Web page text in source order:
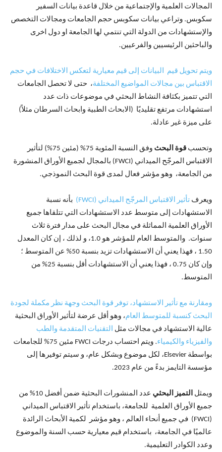
المجالات العلمية والإجتماعية من خلال قاعدة بيانات السفير
سكوبس. وتراعي بيانات سكوبس حجم الجامعات ومجالات التخصص
والإستشهادات من الدولة التي تنتمي لها الجامعة او دول اخرى
والباحثين الرئيسيين والفرعيين.
ويتم تحويل قيم البيانات إلى قيم معيارية لتعكس الاختلافات في حجم
الاقتباس بين مجالات المواضيع المختلفة، حتى لا تحصل الجامعات
التي تتميز بكثافة النشاط البحثي في ​​موضوعات ذات عدد
استشهادات مرتفع تقليديًا (الابحاث الطبية وابحاث السرطان مثلاً)
على ميزة غير عادلة.
وتحسب قوة البحث
وفق النسبة المئوية 75% (مئين 75%) لتأثير
الاقتباس المرجّح الميداني (FWCI) بالمجال لجميع الأوراق المنشورة
من الجامعة، وهو مؤشر فعال لمدى قوة البحث النموذجي.
ويعرف تأثير الاقتباس المرجّح الميداني (FWCI)
بأنه نسبة
الاستشهادات إلى متوسط ​​عدد الاستشهادات التي تتلقاها جميع
الأوراق العلمية المماثلة في مجال البحث على مدار فترة ثلاث
سنوات. والمتوسط ​​العام للمؤشر هو 1.0، و لذلك ، إن كان المعدل
1.50 ، فهذا يعني أن الاستشهادات تزيد بنسبة 50% عن المتوسط ؛
وإن كان 0.75 ، فهذا يعني أن الاستشهادات أقل بنسبة 25% من
المتوسط.
ومقارنة مع تأثير الاستشهاد، توفر قوة البحث وجهة نظر مكملة لجودة
البحث كنسبة للمتوسط العام، وهو أقل عرضة لتأثير الأوراق البحثية
عالية الاستشهاد في مجالات مثل التقنيات المتقدمة والطب
والفيزياء والكيمياء
. ويتم احتساب درجات FWCI مئين 75% للجامعات
بواسطة Elsevier، لكل موضوع وبشكل عام، و سيتم توفيرها إلى
مؤسسة التايمز بدءً من عام 2023.
ويمثل التميز البحثي
عدد المنشورات البحثية ضمن أفضل 10% من
جميع الأوراق العلمية للجامعة، باستخدام تأثير الاقتباس الميداني
(FWCI) في جميع أنحاء العالم ، وهو مؤشر لكمية الأبحاث الرائدة
عالميًا في الجامعة، باستخدام قيم معيارية حسب السنة والموضوع
وعدد الكوادر التعليمية.